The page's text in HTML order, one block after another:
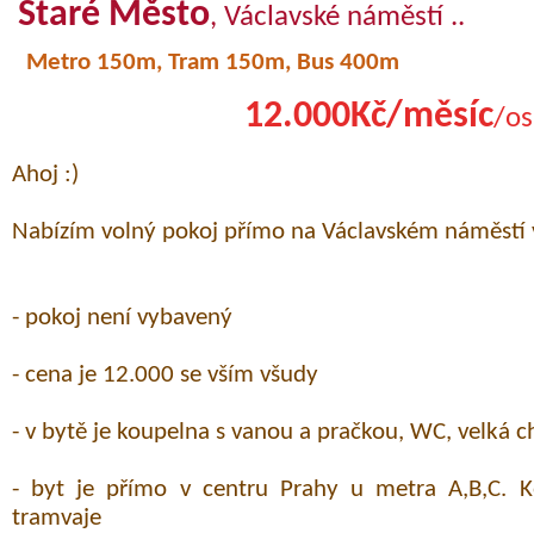
Staré Město, Václavské náměstí ..
Metro 150m, Tram 150m, Bus 400m
12.000Kč/měsíc/
Ahoj :)
Nabízím volný pokoj přímo na Václavském náměstí
- pokoj není vybavený
- cena je 12.000 se vším všudy
- v bytě je koupelna s vanou a pračkou, WC, velká
- byt je přímo v centru Prahy u metra A,B,C.
tramvaje